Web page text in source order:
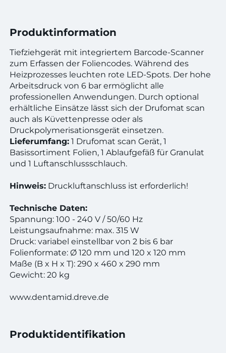
Produktinformation
Tiefziehgerät mit integriertem Barcode-Scanner
zum Erfassen der Foliencodes. Während des
Heizprozesses leuchten rote LED-Spots. Der hohe
Arbeitsdruck von 6 bar ermöglicht alle
professionellen Anwendungen. Durch optional
erhältliche Einsätze lässt sich der Drufomat scan
auch als Küvettenpresse oder als
Druckpolymerisationsgerät einsetzen.
Lieferumfang: 1 Drufomat scan Gerät, 1
Basissortiment Folien, 1 Ablaufgefäß für Granulat
und 1 Luftanschlussschlauch.
Hinweis: Druckluftanschluss ist erforderlich!
Technische Daten:
Spannung: 100 - 240 V / 50/60 Hz
Leistungsaufnahme: max. 315 W
Druck: variabel einstellbar von 2 bis 6 bar
Folienformate: Ø 120 mm und 120 x 120 mm
Maße (B x H x T): 290 x 460 x 290 mm
Gewicht: 20 kg
www.dentamid.dreve.de
Produktidentifikation